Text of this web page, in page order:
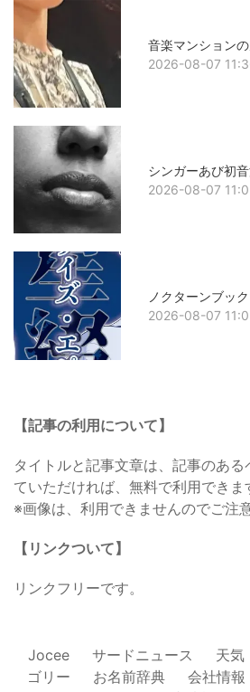
音楽マンション
2026-08-07
シンガーあび初
2026-08-07
ノクターンブッ
2026-08-07
【記事の利用について】
タイトルと記事文章は、記事のあ
ていただければ、無料で利用できま
※画像は、利用できませんのでご注
【リンクついて】
リンクフリーです。
Jocee サードニュース 天気
ゴリー
お名前辞典 会社情報